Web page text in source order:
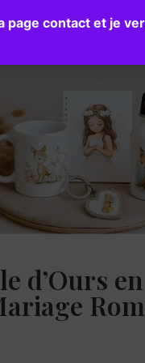
contact et je
Blog Page autrice
d’Ours